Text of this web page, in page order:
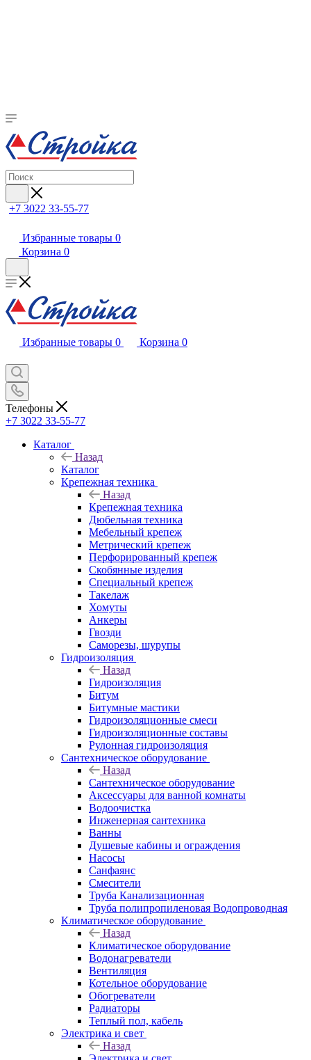
+7 3022 33-55-77
Избранные товары 0
Корзина 0
Избранные товары 0 Корзина 0
Телефоны
+7 3022 33-55-77
Каталог
Назад
Каталог
Крепежная техника
Назад
Крепежная техника
Дюбельная техника
Мебельный крепеж
Метрический крепеж
Перфорированный крепеж
Скобянные изделия
Специальный крепеж
Такелаж
Хомуты
Анкеры
Гвозди
Саморезы, шурупы
Гидроизоляция
Назад
Гидроизоляция
Битум
Битумные мастики
Гидроизоляционные смеси
Гидроизоляционные составы
Рулонная гидроизоляция
Сантехническое оборудование
Назад
Сантехническое оборудование
Аксессуары для ванной комнаты
Водоочистка
Инженерная сантехника
Ванны
Душевые кабины и ограждения
Насосы
Санфаянс
Смесители
Труба Канализационная
Труба полипропиленовая Водопроводная
Климатическое оборудование
Назад
Климатическое оборудование
Водонагреватели
Вентиляция
Котельное оборудование
Обогреватели
Радиаторы
Теплый пол, кабель
Электрика и свет
Назад